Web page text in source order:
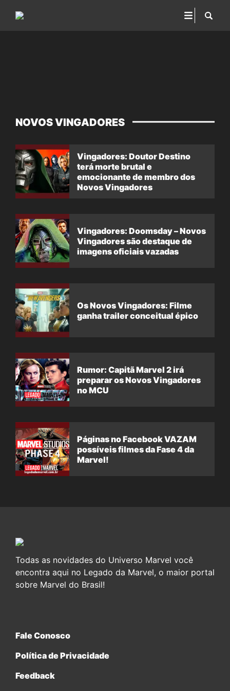
NOVOS VINGADORES
Vingadores: Doutor Destino
terá morte brutal e
emocionante de membro dos
Novos Vingadores
Vingadores: Doomsday – Novos
Vingadores são destaque de
imagens oficiais vazadas
Os Novos Vingadores: Filme
ganha trailer conceitual épico
Rumor: Capitã Marvel 2 irá
preparar os Novos Vingadores
no MCU
Páginas no Facebook VAZAM
possíveis filmes da Fase 4 da
Marvel!
Todas as novidades do Universo Marvel você
encontra aqui no Legado da Marvel, o maior portal
sobre Marvel do Brasil!
Fale Conosco
Política de Privacidade
Feedback